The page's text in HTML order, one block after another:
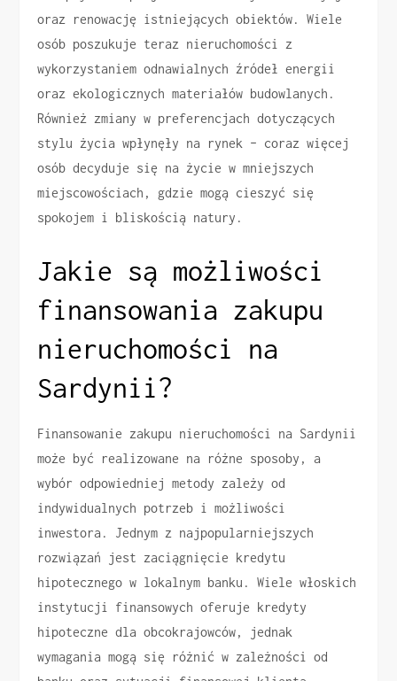
oraz renowację istniejących obiektów. Wiele
osób poszukuje teraz nieruchomości z
wykorzystaniem odnawialnych źródeł energii
oraz ekologicznych materiałów budowlanych.
Również zmiany w preferencjach dotyczących
stylu życia wpłynęły na rynek – coraz więcej
osób decyduje się na życie w mniejszych
miejscowościach, gdzie mogą cieszyć się
spokojem i bliskością natury.
Jakie są możliwości
finansowania zakupu
nieruchomości na
Sardynii?
Finansowanie zakupu nieruchomości na Sardynii
może być realizowane na różne sposoby, a
wybór odpowiedniej metody zależy od
indywidualnych potrzeb i możliwości
inwestora. Jednym z najpopularniejszych
rozwiązań jest zaciągnięcie kredytu
hipotecznego w lokalnym banku. Wiele włoskich
instytucji finansowych oferuje kredyty
hipoteczne dla obcokrajowców, jednak
wymagania mogą się różnić w zależności od